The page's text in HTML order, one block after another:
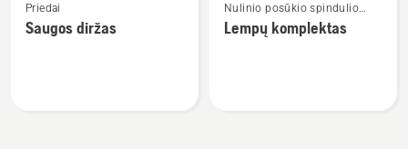
daugiau
detalių
Priedai
Saugos diržas
daugiau
detalių
Nulinio posūkio spindulio
traktoriuko priedai
Lempų komplektas